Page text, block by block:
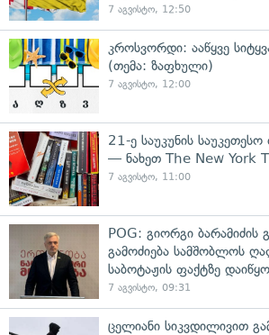
7 აგვისტო, 12:50
კროსვორდი: ააწყვე
(თემა: ზაფხული)
7 აგვისტო, 12:00
21-ე საუკუნის
— ნახეთ The New York
7 აგვისტო, 11:00
POG: გიორგი ბარამიძის
გამოძიება სამშობლოს
საბოტაჟის ფაქტზე დაიწყო
7 აგვისტო, 09:31
ცელიანი სიკვდილივით